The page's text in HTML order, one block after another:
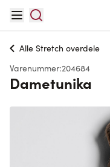
Alle Stretch overdele
Varenummer:204684
Dametunika